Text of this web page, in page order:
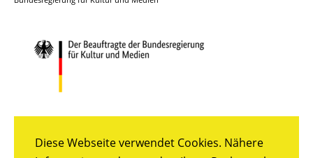
Diese Webseite verwendet Cookies. Nähere